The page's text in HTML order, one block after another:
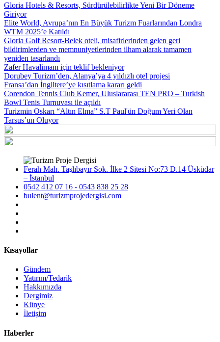
Gloria Hotels & Resorts, Sürdürülebilirlikte Yeni Bir Döneme
Giriyor
Elite World, Avrupa’nın En Büyük Turizm Fuarlarından Londra
WTM 2025’e Katıldı
Gloria Golf Resort-Belek oteli, misafirlerinden gelen geri
bildirimlerden ve memnuniyetlerinden ilham alarak tamamen
yeniden tasarlandı
Zafer Havalimanı için teklif bekleniyor
Dorubey Turizm’den, Alanya’ya 4 yıldızlı otel projesi
Fransa’dan İngiltere’ye kısıtlama kararı geldi
Corendon Tennis Club Kemer, Uluslararası TEN PRO – Turkish
Bowl Tenis Turnuvası ile açıldı
Turizmin Oskarı “Altın Elma” S.T Paul'ün Doğum Yeri Olan
Tarsus’un Oluyor
Ferah Mah. Taşlıbayır Sok. İlke 2 Sitesi No:73 D.14 Üsküdar
– İstanbul
0542 412 07 16 - 0543 838 25 28
bulent@turizmprojedergisi.com
Kısayollar
Gündem
Yatırım/Tedarik
Hakkımızda
Dergimiz
Künye
İletişim
Haberler